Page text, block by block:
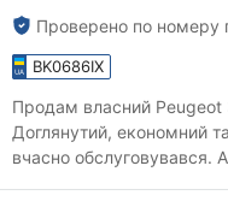
Проверено по номеру
BK0686IX
Продам власний Peugeot
Доглянутий, економний
вчасно обслуговувався.